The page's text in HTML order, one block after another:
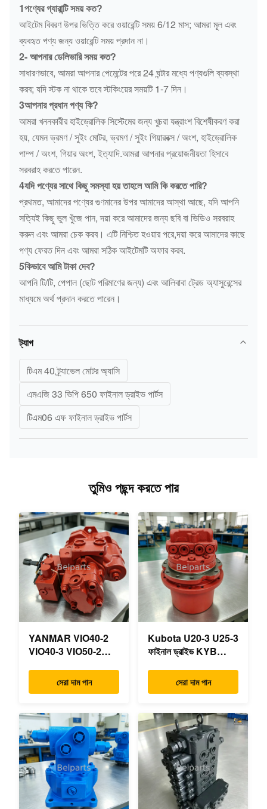
1পণ্যের গ্যারান্টি সময় কত?
আইটেম বিবরণ উপর ভিত্তি করে ওয়ারেন্টি সময় 6/12 মাস; আমরা মূল এবং
ব্যবহৃত পণ্য জন্য ওয়ারেন্টি সময় প্রদান না।
2- আপনার ডেলিভারি সময় কত?
সাধারণভাবে, আমরা আপনার পেমেন্টের পরে 24 ঘন্টার মধ্যে পণ্যগুলি ব্যবস্থা
করব; যদি স্টক না থাকে তবে স্টকিংয়ের সময়টি 1-7 দিন।
3আপনার প্রধান পণ্য কি?
আমরা খননকারীর হাইড্রোলিক সিস্টেমের জন্য খুচরা যন্ত্রাংশ বিশেষীকরণ করা
হয়, যেমন ভ্রমণ / সুইং মোটর, ভ্রমণ / সুইং গিয়ারবক্স / অংশ, হাইড্রোলিক
পাম্প / অংশ, গিয়ার অংশ, ইত্যাদি.আমরা আপনার প্রয়োজনীয়তা হিসাবে
সরবরাহ করতে পারেন.
4যদি পণ্যের সাথে কিছু সমস্যা হয় তাহলে আমি কি করতে পারি?
প্রথমত, আমাদের পণ্যের গুণমানের উপর আমাদের আস্থা আছে, যদি আপনি
সত্যিই কিছু ভুল খুঁজে পান, দয়া করে আমাদের জন্য ছবি বা ভিডিও সরবরাহ
করুন এবং আমরা চেক করব। এটি নিশ্চিত হওয়ার পরে,দয়া করে আমাদের কাছে
পণ্য ফেরত দিন এবং আমরা সঠিক আইটেমটি অফার করব.
5কিভাবে আমি টাকা দেব?
আপনি টি/টি, পেপাল (ছোট পরিমাণের জন্য) এবং আলিবাবা ট্রেড অ্যাসুরেন্সের
মাধ্যমে অর্থ প্রদান করতে পারেন।
ট্যাগ
টিএম 40 ট্র্যাভেল মোটর অ্যাসি
এমএজি 33 ভিপি 650 ফাইনাল ড্রাইভ পার্টস
টিএম06 এফ ফাইনাল ড্রাইভ পার্টস
তুমিও পছন্দ করতে পার
YANMAR VIO40-2
VIO40-3 VIO50-2
VIO55-3 প্রধান
হাইড্রোলিক পাম্প OEM
16023 B0600-16017
মিনি এক্সকাভেটর
সেরা দাম পান
Kubota U20-3 U25-3
ফাইনাল ড্রাইভ KYB
OEM ভ্রমণ মোটর
B0240-18076
RB559-61290
RC157-78000 মিনি
খননকারীর যন্ত্রাংশের জন্য
সেরা দাম পান